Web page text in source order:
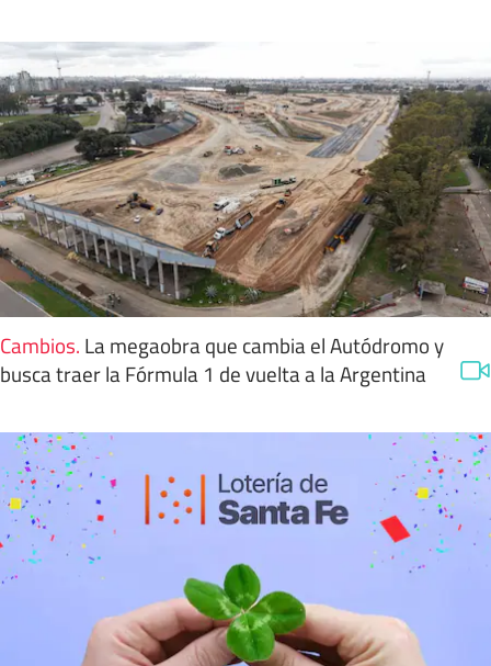
Cambios. La megaobra que cambia el Autódromo y
busca traer la Fórmula 1 de vuelta a la Argentina